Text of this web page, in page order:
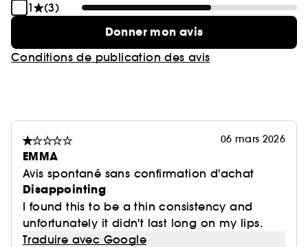
1
(3)
Donner mon avis
Conditions de publication des avis
06 mars 2026
EMMA
Avis spontané sans confirmation d'achat
Disappointing
I found this to be a thin consistency and
unfortunately it didn't last long on my lips.
Traduire avec Google